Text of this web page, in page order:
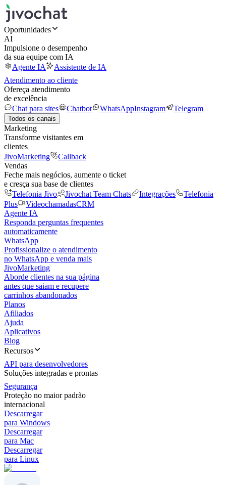
Oportunidades
AI
Impulsione o desempenho
da sua equipe com IA
Agente IA
Assistente de IA
Atendimento ao cliente
Ofereça atendimento
de excelência
Chat para sites
Chatbot WhatsAppInstagram Telegram
Todos os canais
Marketing
Transforme visitantes em
clientes
JivoMarketing
Callback
Vendas
Feche mais negócios, aumente o ticket
e cresça sua base de clientes
Telefonia Jivo
Jivochat Team Chats Integrações
Telefonia
Plus
VideochamadasCRM
Agente IA
Responda perguntas frequentes
automaticamente
WhatsApp
Profissionalize o atendimento
no WhatsApp e venda mais
JivoMarketing
Aborde clientes na sua página
antes que saiam e recupere
carrinhos abandonados
Planos
Afiliados
Ajuda
Aplicativos
Blog
Recursos
API para desenvolvedores
Soluções integradas e prontas
Segurança
Proteção no maior padrão
internacional
Descarregar
para Windows
Descarregar
para Mac
Descarregar
para Linux